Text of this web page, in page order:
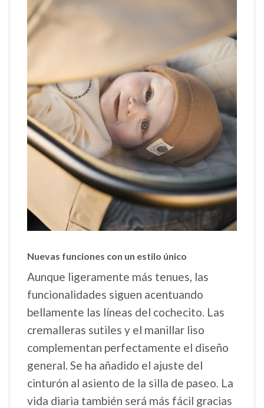
Nuevas funciones con un estilo único
Aunque ligeramente más tenues, las
funcionalidades siguen acentuando
bellamente las líneas del cochecito. Las
cremalleras sutiles y el manillar liso
complementan perfectamente el diseño
general. Se ha añadido el ajuste del
cinturón al asiento de la silla de paseo. La
vida diaria también será más fácil gracias